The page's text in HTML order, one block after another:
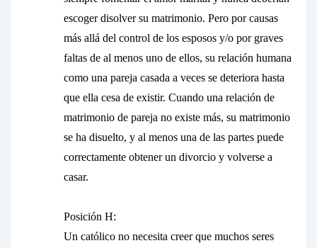
escoger disolver su matrimonio. Pero por causas
más allá del control de los esposos y/o por graves
faltas de al menos uno de ellos, su relación humana
como una pareja casada a veces se deteriora hasta
que ella cesa de existir. Cuando una relación de
matrimonio de pareja no existe más, su matrimonio
se ha disuelto, y al menos una de las partes puede
correctamente obtener un divorcio y volverse a
casar.
Posición H:
Un católico no necesita creer que muchos seres